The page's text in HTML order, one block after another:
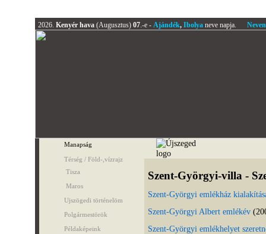
2026. Kenyér hava (Augusztus) 07.-e - Ajándék, Ibolyaneve napja.
Manapság
Térség / Föld-,vízrajz
Tisza
Maros
Ujszögedi történelöm
Polgármestörök
Példaképeink
Szent-Györgyi-villa -
Szent-Györgyi emlékház
Szent-Györgyi Albert emlékév
Szent-Györgyi emlékhelyet